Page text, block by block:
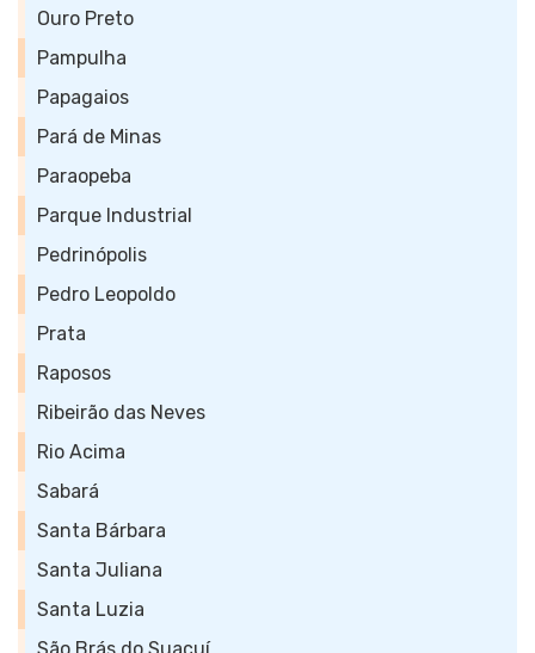
Ouro Preto
Pampulha
Papagaios
Pará de Minas
Paraopeba
Parque Industrial
Pedrinópolis
Pedro Leopoldo
Prata
Raposos
Ribeirão das Neves
Rio Acima
Sabará
Santa Bárbara
Santa Juliana
Santa Luzia